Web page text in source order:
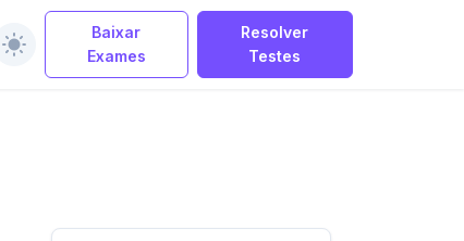
Baixar
Exames
Resolver
Testes